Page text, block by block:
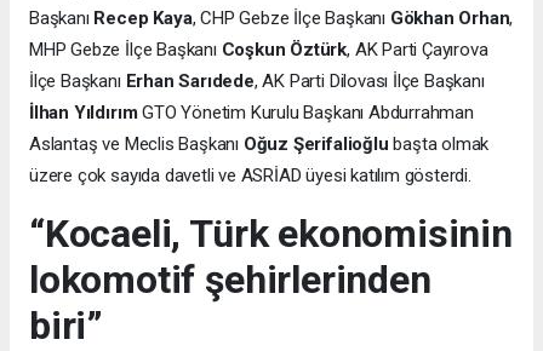
Başkanı Recep Kaya, CHP Gebze İlçe Başkanı Gökhan Orhan,
MHP Gebze İlçe Başkanı Coşkun Öztürk, AK Parti Çayırova
İlçe Başkanı Erhan Sarıdede, AK Parti Dilovası İlçe Başkanı
İlhan YıldırımGTO Yönetim Kurulu Başkanı Abdurrahman
Aslantaş ve Meclis Başkanı Oğuz Şerifalioğlu başta olmak
üzere çok sayıda davetli ve ASRİAD üyesi katılım gösterdi.
“Kocaeli, Türk ekonomisinin
lokomotif şehirlerinden
biri”